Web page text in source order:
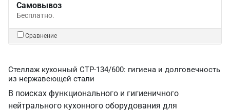
Самовывоз
Бесплатно.
Сравнение
Стеллаж кухонный СТР-134/600: гигиена и долговечность
из нержавеющей стали
В поисках функционального и гигиеничного
нейтрального кухонного оборудования для